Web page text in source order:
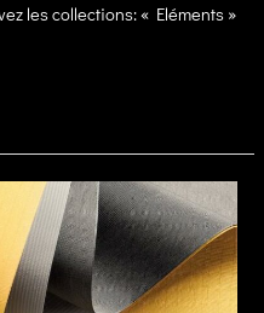
les collections: « Eléments »